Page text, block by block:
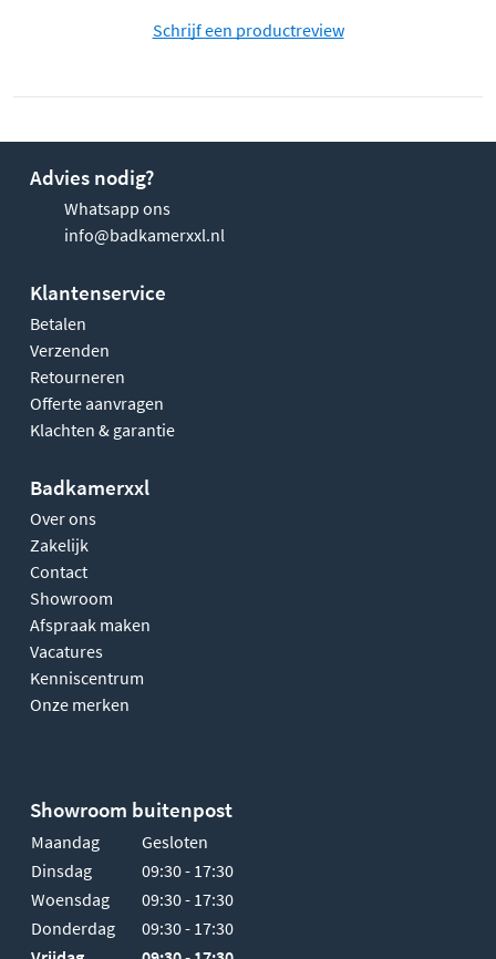
Schrijf een productreview
Advies nodig?
Whatsapp ons
info@badkamerxxl.nl
Klantenservice
Betalen
Verzenden
Retourneren
Offerte aanvragen
Klachten & garantie
Badkamerxxl
Over ons
Zakelijk
Contact
Showroom
Afspraak maken
Vacatures
Kenniscentrum
Onze merken
Showroom buitenpost
Maandag
Gesloten
Dinsdag
09:30 - 17:30
Woensdag
09:30 - 17:30
Donderdag
09:30 - 17:30